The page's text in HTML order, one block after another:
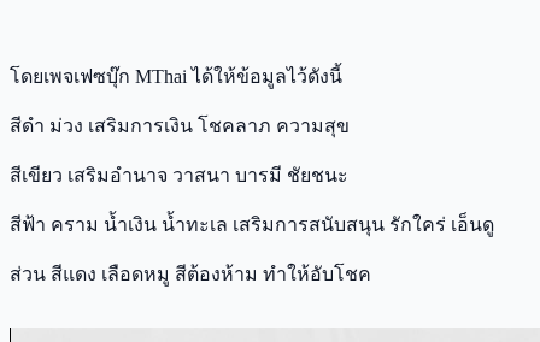
โดยเพจเฟซบุ๊ก MThai ได้ให้ข้อมูลไว้ดังนี้
สีดำ ม่วง เสริมการเงิน โชคลาภ ความสุข
สีเขียว เสริมอำนาจ วาสนา บารมี ชัยชนะ
สีฟ้า คราม น้ำเงิน น้ำทะเล เสริมการสนับสนุน รักใคร่ เอ็นดู
ส่วน สีแดง เลือดหมู สีต้องห้าม ทำให้อับโชค